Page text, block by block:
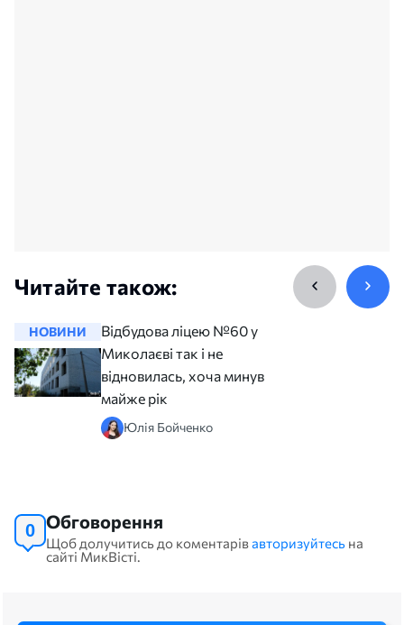
Читайте також:
НОВИНИ
Відбудова ліцею №60 у
Миколаєві так і не
відновилась, хоча минув
майже рік
Юлія Бойченко
0 Обговорення
Щоб долучитись до коментарівавторизуйтесь на
сайті МикВісті.